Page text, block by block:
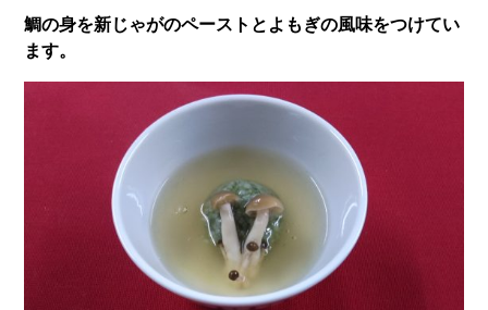
鯛の身を新じゃがのペーストとよもぎの風味をつけてい
ます。